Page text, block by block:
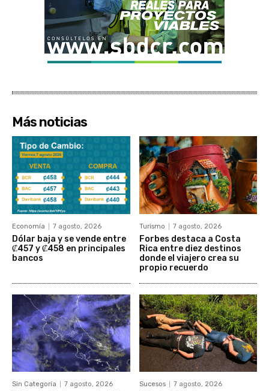
Más noticias
Economía 7 agosto, 2026
Dólar baja y se vende entre
₡457 y ₡458 en principales
bancos
Turismo 7 agosto, 2026
Forbes destaca a Costa
Rica entre diez destinos
donde el viajero crea su
propio recuerdo
Sin Categoría 7 agosto, 2026 Sucesos 7 agosto, 2026